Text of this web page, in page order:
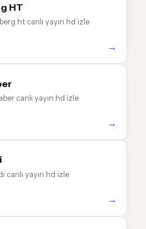
HT
ht canlı yayın hd izle
→
canlı yayın hd izle
→
canlı yayın hd izle
→